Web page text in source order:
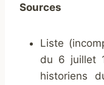
Sources
Liste
du 6 juillet
historiens